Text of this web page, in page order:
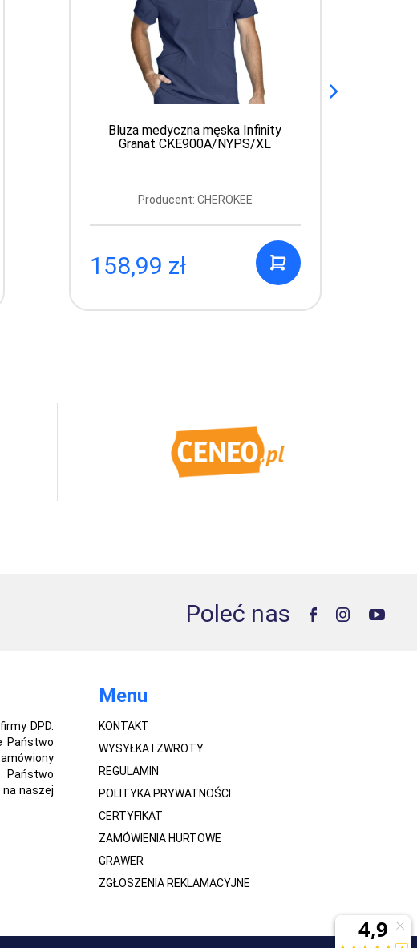
Bluza medyczna męska Infinity
Granat CKE900A/NYPS/XL
Producent: CHEROKEE
158,99 zł
Poleć nas
DPD.
Państwo
naszej
Menu
KONTAKT
WYSYŁKA I ZWROTY
REGULAMIN
POLITYKA PRYWATNOŚCI
CERTYFIKAT
ZAMÓWIENIA HURTOWE
GRAWER
ZGŁOSZENIA REKLAMACYJNE